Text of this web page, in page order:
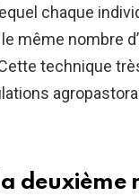
chaque
même nombre
technique
deuxième